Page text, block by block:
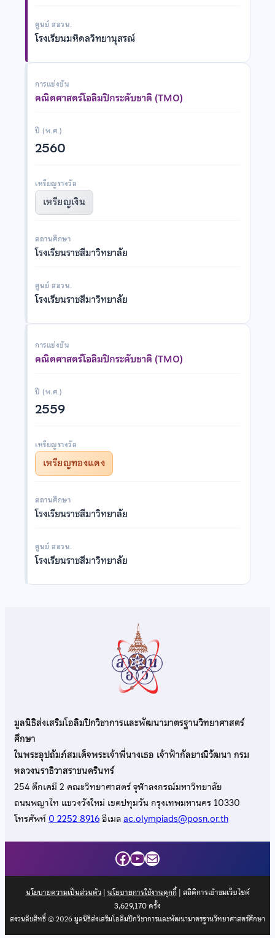
ศูนย์ สอวน.
โรงเรียนมหิดลวิทยานุสรณ์
การแข่งขัน
คณิตศาสตร์โอลิมปิกระดับชาติ (TMO)
ปี (พ.ศ.)
2560
เหรียญรางวัล
เหรียญเงิน
สถานศึกษา
โรงเรียนราชสีมาวิทยาลัย
ศูนย์ สอวน.
โรงเรียนราชสีมาวิทยาลัย
การแข่งขัน
คณิตศาสตร์โอลิมปิกระดับชาติ (TMO)
ปี (พ.ศ.)
2559
เหรียญรางวัล
เหรียญทองแดง
สถานศึกษา
โรงเรียนราชสีมาวิทยาลัย
ศูนย์ สอวน.
โรงเรียนราชสีมาวิทยาลัย
มูลนิธิส่งเสริมโอลิมปิกวิชาการและพัฒนามาตรฐานวิทยาศาสตร์
ศึกษา
ในพระอุปถัมภ์สมเด็จพระเจ้าพี่นางเธอ เจ้าฟ้ากัลยาณิวัฒนา กรม
หลวงนราธิวาสราชนครินทร์
254 ตึกเคมี 2 คณะวิทยาศาสตร์ จุฬาลงกรณ์มหาวิทยาลัย
ถนนพญาไท แขวงวังใหม่ เขตปทุมวัน กรุงเทพมหานคร 10330
โทรศัพท์0 2252 8916อีเมลac.olympiads@posn.or.th
Facebook
YouTube
Mail
นโยบายความเป็นส่วนตัว| นโยบายการใช้งานคุกกี้| สถิติการเข้าชมเว็บไซต์
3,629,170ครั้ง
สงวนลิขสิทธิ์ © 2026 มูลนิธิส่งเสริมโอลิมปิกวิชาการและพัฒนามาตรฐานวิทยาศาสตร์ศึกษา